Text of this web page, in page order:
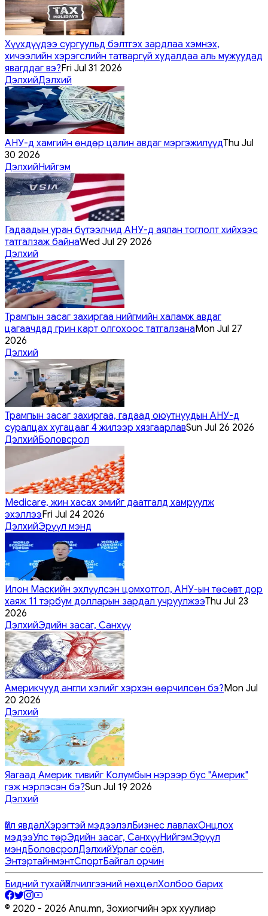
Хүүхдүүдээ сургуульд бэлтгэх зардлаа хэмнэх,
хичээлийн хэрэгслийн татваргүй худалдаа аль мужуудад
явагддаг вэ?Fri Jul 31 2026
ДэлхийДэлхий
АНУ-д хамгийн өндөр цалин авдаг мэргэжилүүдThu Jul
30 2026
ДэлхийНийгэм
Гадаадын уран бүтээлчид АНУ-д аялан тоглолт хийхээс
татгалзаж байнаWed Jul 29 2026
Дэлхий
Трампын засаг захиргаа нийгмийн халамж авдаг
цагаачдад грин карт олгохоос татгалзанаMon Jul 27
2026
Дэлхий
Трампын засаг захиргаа, гадаад оюутнуудын АНУ-д
суралцах хугацааг 4 жилээр хязгаарлавSun Jul 26 2026
ДэлхийБоловсрол
Medicare, жин хасах эмийг даатгалд хамруулж
эхэллээFri Jul 24 2026
ДэлхийЭрүүл мэнд
Илон Маскийн эхлүүлсэн цомхотгол, АНУ-ын төсөвт дор
хаяж 11 тэрбум долларын зардал учруулжээThu Jul 23
2026
ДэлхийЭдийн засаг, Санхүү
Америкчууд англи хэлийг хэрхэн өөрчилсөн бэ?Mon Jul
20 2026
Дэлхий
Яагаад Америк тивийг Колумбын нэрээр бус "Америк"
гэж нэрлэсэн бэ?Sun Jul 19 2026
Дэлхий
Үйл явдалХэрэгтэй мэдээлэлБизнес лавлахОнцлох
мэдээУлс төрЭдийн засаг, СанхүүНийгэмЭрүүл
мэндБоловсролДэлхийУрлаг соёл,
ЭнтэртайнмэнтСпортБайгал орчин
Бидний тухайҮйлчилгээний нөхцөлХолбоо барих
© 2020 - 2026 Anu.mn, Зохиогчийн эрх хуулиар